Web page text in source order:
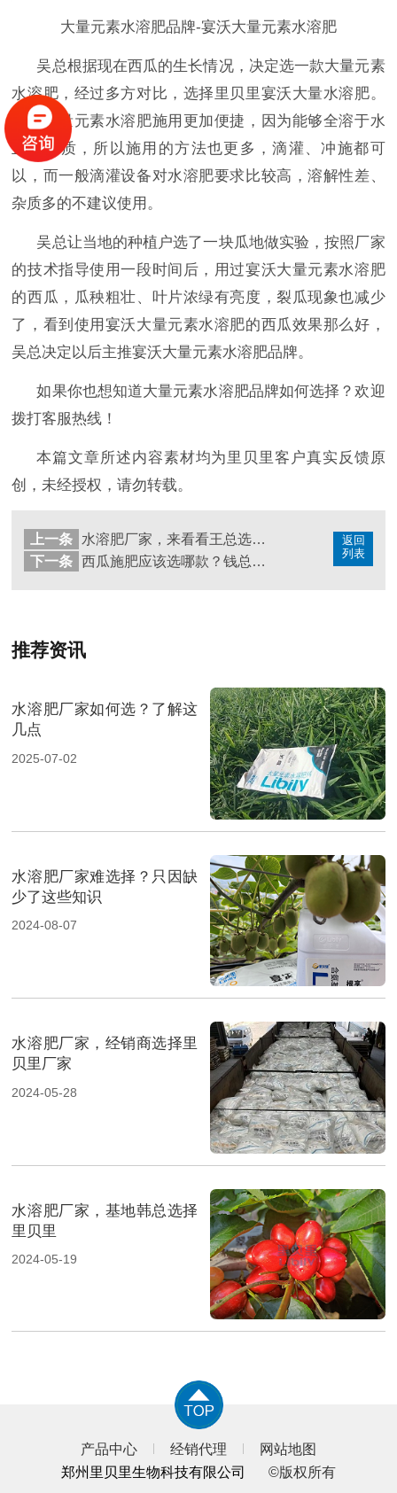
大量元素水溶肥品牌-宴沃大量元素水溶肥
吴总根据现在西瓜的生长情况，决定选一款大量元素
水溶肥，经过多方对比，选择里贝里宴沃大量水溶肥。
宴沃大量元素水溶肥施用更加便捷，因为能够全溶于水
且无杂质，所以施用的方法也更多，滴灌、冲施都可
以，而一般滴灌设备对水溶肥要求比较高，溶解性差、
杂质多的不建议使用。
吴总让当地的种植户选了一块瓜地做实验，按照厂家
的技术指导使用一段时间后，用过宴沃大量元素水溶肥
的西瓜，瓜秧粗壮、叶片浓绿有亮度，裂瓜现象也减少
了，看到使用宴沃大量元素水溶肥的西瓜效果那么好，
吴总决定以后主推宴沃大量元素水溶肥品牌。
如果你也想知道大量元素水溶肥品牌如何选择？欢迎
拨打客服热线！
本篇文章所述内容素材均为里贝里客户真实反馈原
创，未经授权，请勿转载。
返回
列表
上一条
水溶肥厂家，来看看王总选哪家？
下一条
西瓜施肥应该选哪款？钱总告诉您答案
推荐资讯
水溶肥厂家如何选？了解这
几点
2025-07-02
水溶肥厂家难选择？只因缺
少了这些知识
2024-08-07
水溶肥厂家，经销商选择里
贝里厂家
2024-05-28
水溶肥厂家，基地韩总选择
里贝里
2024-05-19
产品中心 经销代理
网站地图
郑州里贝里生物科技有限公司
©版权所有